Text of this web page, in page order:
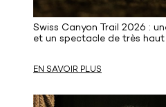
Swiss Canyon Trail 2026 :
et un spectacle de très haut
EN SAVOIR PLUS